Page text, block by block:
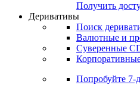
Получить
Деривативы
Поиск
Валютные и
Суверенные
Попробуйте 7-